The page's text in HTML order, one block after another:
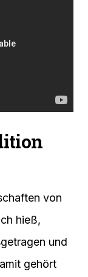
von
hieß,
und
gehört